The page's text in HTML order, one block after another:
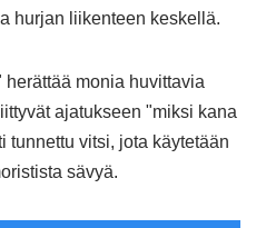
hurjan liikenteen keskellä.
monia huvittavia
ajatukseen "miksi kana
tunnettu vitsi, jota käytetään
sävyä.